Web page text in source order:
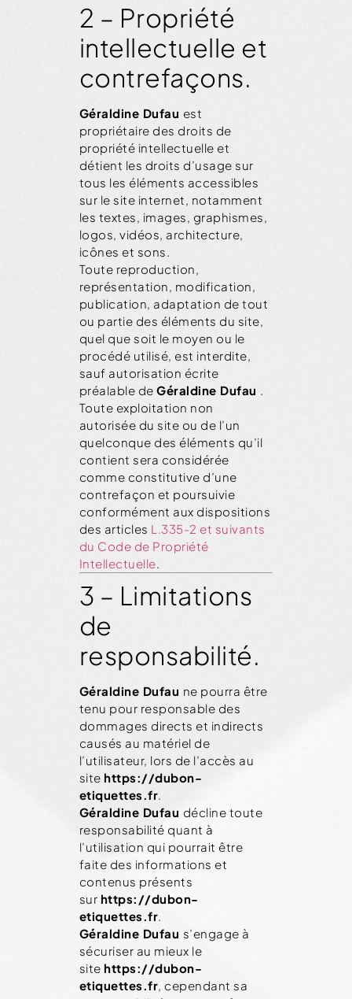
2 – Propriété
intellectuelle et
contrefaçons.
Géraldine Dufau est
propriétaire des droits de
propriété intellectuelle et
détient les droits d’usage sur
tous les éléments accessibles
sur le site internet, notamment
les textes, images, graphismes,
logos, vidéos, architecture,
icônes et sons.
Toute reproduction,
représentation, modification,
publication, adaptation de tout
ou partie des éléments du site,
quel que soit le moyen ou le
procédé utilisé, est interdite,
sauf autorisation écrite
préalable deGéraldine Dufau .
Toute exploitation non
autorisée du site ou de l’un
quelconque des éléments qu’il
contient sera considérée
comme constitutive d’une
contrefaçon et poursuivie
conformément aux dispositions
des articles L.335-2 et suivants
du Code de Propriété
Intellectuelle.
3 – Limitations
de
responsabilité.
Géraldine Dufau ne pourra être
tenu pour responsable des
dommages directs et indirects
causés au matériel de
l’utilisateur, lors de l’accès au
site https://dubon-
etiquettes.fr.
Géraldine Dufau décline toute
responsabilité quant à
l’utilisation qui pourrait être
faite des informations et
contenus présents
sur https://dubon-
etiquettes.fr.
Géraldine Dufau s’engage à
sécuriser au mieux le
site https://dubon-
etiquettes.fr, cependant sa